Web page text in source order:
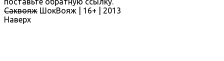
Саквояж ШокВояж | 16+ | 2013
Наверх